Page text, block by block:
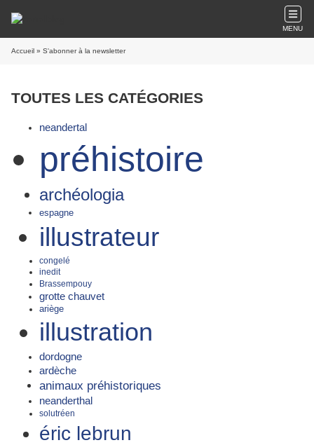
MENU
Accueil » S'abonner à la newsletter
TOUTES LES CATÉGORIES
neandertal
préhistoire
archéologia
espagne
illustrateur
congelé
inedit
Brassempouy
grotte chauvet
ariège
illustration
dordogne
ardèche
animaux préhistoriques
neanderthal
solutréen
éric lebrun